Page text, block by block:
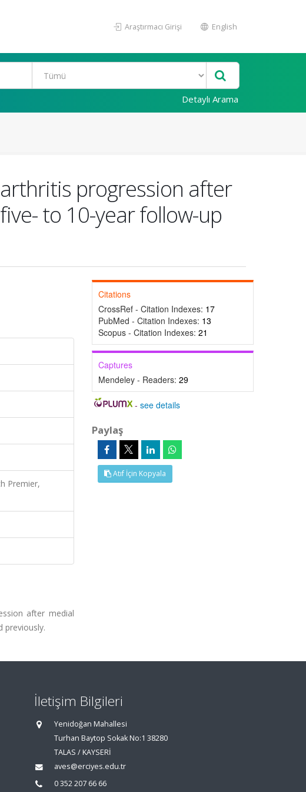
Araştırmacı Girişi English
Detaylı Arama
progression after
to 10-year follow-up
Premier,
after medial
previously.
Citations
CrossRef - Citation Indexes: 17
PubMed - Citation Indexes: 13
Scopus - Citation Indexes: 21
Captures
Mendeley - Readers: 29
-see details
Paylaş
Atıf İçin Kopyala
İletişim Bilgileri
Yenidoğan Mahallesi
Turhan Baytop Sokak No:1 38280
TALAS / KAYSERİ
aves@erciyes.edu.tr
0 352 207 66 66